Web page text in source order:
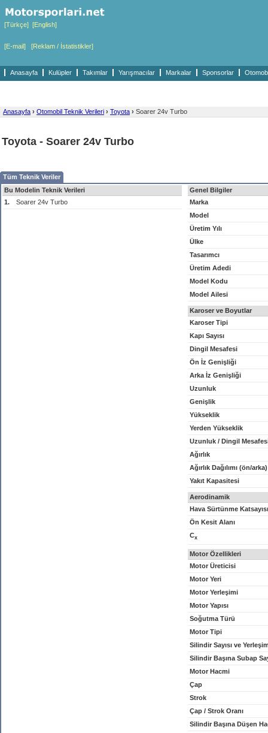
[Türkçe] [English]
[E-mail] [Reklam / İstatistikler]
Anasayfa Kulüpler Takımlar Yarışmacılar Markalar Sponsorlar
Anasayfa › Otomobil Teknik Verileri › Toyota › Soarer 24v Turbo
Toyota - Soarer 24v Turbo
Tüm Teknik Veriler
Bu Modelin Teknik Verileri
1.
Soarer 24v Turbo
Genel Bilgiler
Marka
Model
Üretim Yılı
Ülke
Tasarımcı
Üretim Adedi
Model Kodu
Model Ailesi
Karoser ve Boyutlar
Karoser Tipi
Kapı Sayısı
Dingil Mesafesi
Ön İz Genişliği
Arka İz Genişliği
Uzunluk
Genişlik
Yükseklik
Yerden Yükseklik
Uzunluk / Dingil
Ağırlık
Ağırlık Dağılımı (ön/arka)
Yakıt Kapasitesi
Aerodinamik
Hava Sürtünme Katsayısı
Ön Kesit Alanı
Cx
Motor Özellikleri
Motor Üreticisi
Motor Yeri
Motor Yerleşimi
Motor Yapısı
Soğutma Türü
Motor Tipi
Silindir Sayısı ve
Silindir Başına Subap
Motor Hacmi
Çap
Strok
Çap / Strok Oranı
Silindir Başına Düşen